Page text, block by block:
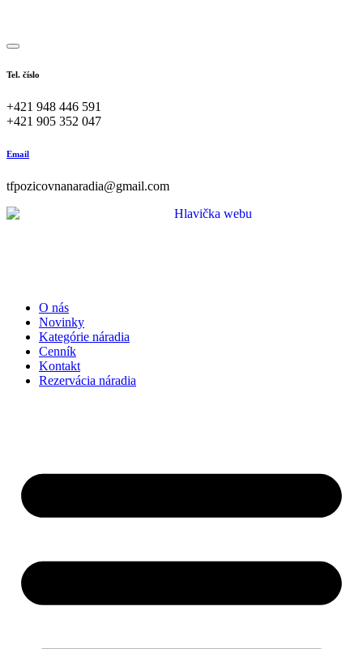
Tel. číslo
+421 948 446 591
+421 905 352 047
Email
tfpozicovnanaradia@gmail.com
O nás
Novinky
Kategórie náradia
Cenník
Kontakt
Rezervácia náradia